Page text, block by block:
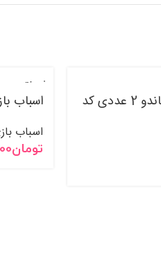
اسباب بازی ست کماندو 2 عددی کد
فروخت
ه شده
اسباب
اسباب
تومان